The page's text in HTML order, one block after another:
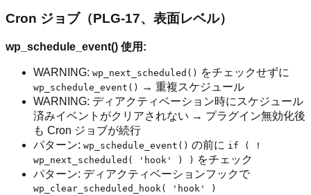
Cron ジョブ（PLG-17、表面レベル）
wp_schedule_event() 使用:
WARNING: wp_next_scheduled() をチェックせずに
wp_schedule_event()
→ 重複スケジュール
WARNING: ディアクティベーション時にスケジュール
済みイベントがクリアされない → プラグイン無効化後
も Cron ジョブが続行
パターン: wp_schedule_event() の前に if ( !
wp_next_scheduled( 'hook' ) ) をチェック
パターン: ディアクティベーションフックで
wp_clear_scheduled_hook( 'hook' )